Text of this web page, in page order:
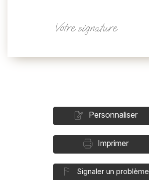
Votre signature
Personnaliser
Imprimer
Signaler un problème